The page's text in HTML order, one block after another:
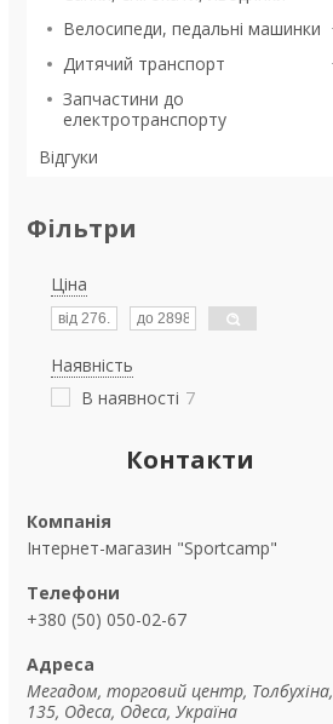
Велосипеди, педальні машинки
Дитячий транспорт
Запчастини до
електротранспорту
Відгуки
Фільтри
Ціна
Наявність
В наявності 7
Контакти
Інтернет-магазин "Sportcamp"
+380 (50) 050-02-67
Мегадом, торговий центр, Толбухіна,
135, Одеса, Одеса, Україна